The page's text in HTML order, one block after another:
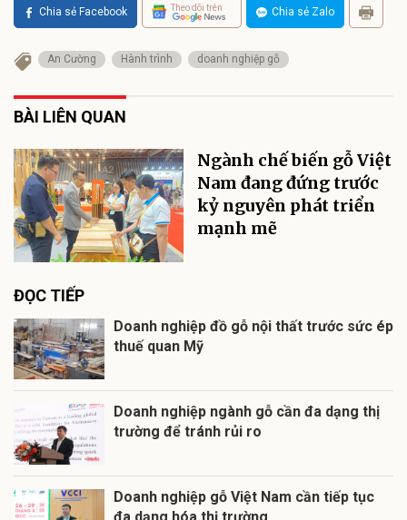
Chia sẻ Facebook Theo dõi trên Chia sẻ Zalo
An Cường Hành trình doanh nghiệp gỗ
BÀI LIÊN QUAN
Ngành chế biến gỗ Việt
Nam đang đứng trước
kỷ nguyên phát triển
mạnh mẽ
ĐỌC TIẾP
Doanh nghiệp đồ gỗ nội thất trước sức ép
thuế quan Mỹ
Doanh nghiệp ngành gỗ cần đa dạng thị
trường để tránh rủi ro
Doanh nghiệp gỗ Việt Nam cần tiếp tục